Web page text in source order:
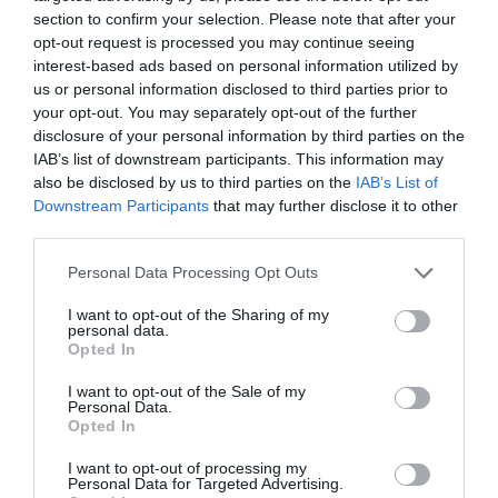
section to confirm your selection. Please note that after your
opt-out request is processed you may continue seeing
interest-based ads based on personal information utilized by
us or personal information disclosed to third parties prior to
your opt-out. You may separately opt-out of the further
disclosure of your personal information by third parties on the
IAB’s list of downstream participants. This information may
also be disclosed by us to third parties on the IAB’s List of
Downstream Participants that may further disclose it to other
Please note that this website/app uses one or more Google
not limited to your visit or usage behaviour. You may click to
grant or deny consent to Google and its third-party tags to
use your data for below specified purposes in below Google
consent section.
Personal Data Processing Opt Outs
I want to opt-out of the Sharing of my
personal data.
Opted In
I want to opt-out of the Sale of my
Personal Data.
Opted In
I want to opt-out of processing my
Personal Data for Targeted Advertising.
iroda berendezés tippek ötletek munkavállaló
kényelem partner